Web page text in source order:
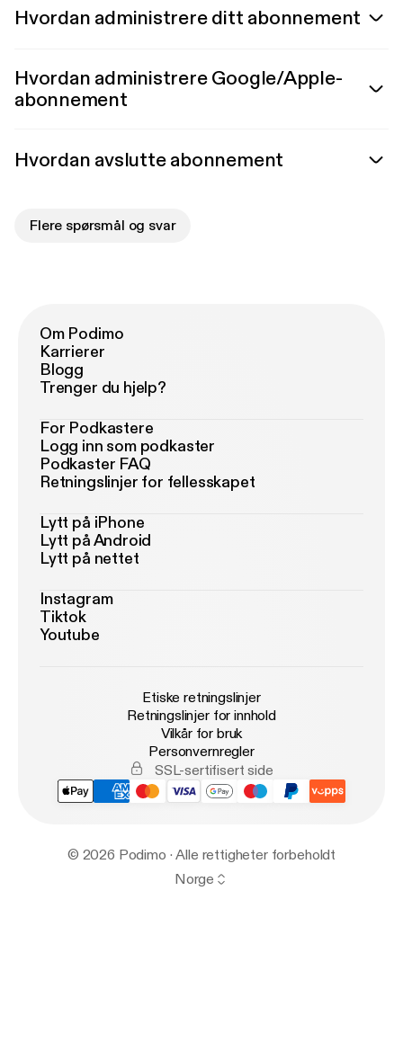
Hvordan administrere ditt abonnement
Hvordan administrere Google/Apple-
abonnement
Hvordan avslutte abonnement
Flere spørsmål og svar
Om Podimo
Karrierer
Blogg
Trenger du hjelp?
For Podkastere
Logg inn som podkaster
Podkaster FAQ
Retningslinjer for fellesskapet
Lytt på iPhone
Lytt på Android
Lytt på nettet
Instagram
Tiktok
Youtube
Etiske retningslinjer
Retningslinjer for innhold
Vilkår for bruk
Personvernregler
SSL-sertifisert side
© 2026 Podimo · Alle rettigheter forbeholdt
Norge